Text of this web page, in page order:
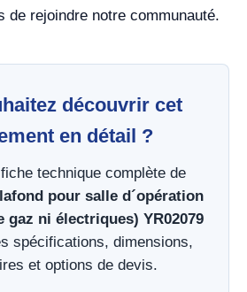
de rejoindre notre communauté.
découvrir cet
en détail ?
technique complète de
pour salle d´opération
gaz ni électriques) YR02079
spécifications, dimensions,
et options de devis.